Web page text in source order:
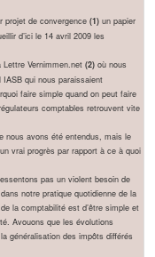
projet de convergence (1) un papier
d’ici le 14 avril 2009 les
Vernimmen.net (2) où nous
qui nous paraissaient
faire simple quand on peut faire
comptables retrouvent vite
nous avons été entendus, mais le
vrai progrès par rapport à ce à quoi
pas un violent besoin de
notre pratique quotidienne de la
la comptabilité est d’être simple et
Avouons que les évolutions
généralisation des impôts différés